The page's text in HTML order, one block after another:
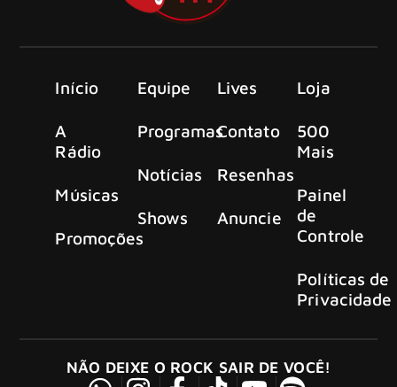
Início
A
Rádio
Músicas
Promoções
Equipe
Programas
Notícias
Shows
Lives
Contato
Resenhas
Anuncie
Loja
500
Mais
Painel
de
Controle
Políticas de
Privacidade
NÃO DEIXE O ROCK SAIR DE VOCÊ!